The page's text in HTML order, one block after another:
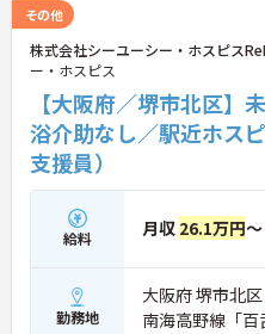
その他
株式会社シーユーシー・ホスピス
ー・ホスピス
【大阪府／堺市北区】
浴介助なし／駅近ホス
支援員）
給料 月収 26.1万円～
勤務地
大阪府 堺市北
南海高野線「